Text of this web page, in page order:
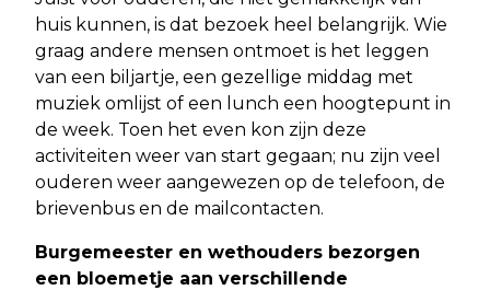
huis kunnen, is dat bezoek heel belangrijk. Wie
graag andere mensen ontmoet is het leggen
van een biljartje, een gezellige middag met
muziek omlijst of een lunch een hoogtepunt in
de week. Toen het even kon zijn deze
activiteiten weer van start gegaan; nu zijn veel
ouderen weer aangewezen op de telefoon, de
brievenbus en de mailcontacten.
Burgemeester en wethouders bezorgen
een bloemetje aan verschillende